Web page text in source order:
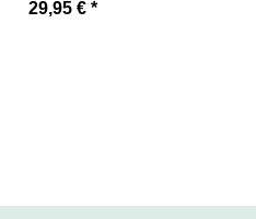
29,95 € *